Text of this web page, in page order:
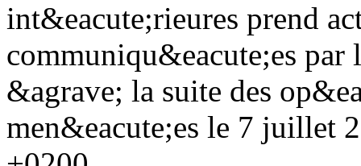
int&eacute;rieures prend
communiqu&eacute;es
&agrave; la suite des
men&eacute;es le 7 juillet